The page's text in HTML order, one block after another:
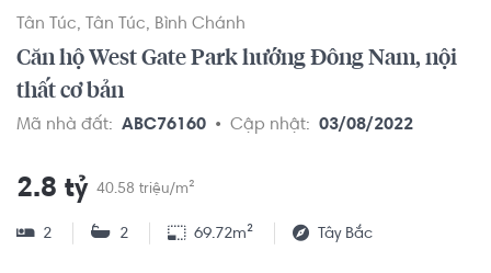
Tân Túc Tân Túc Bình Chánh
Căn hộ West Gate Park hướng Đông Nam, nội
thất cơ bản
Mã nhà đất: ABC76160 Cập nhật: 03/08/2022
2.8 tỷ 40.58 triệu/m²
2 2 69.72m² Tây Bắc